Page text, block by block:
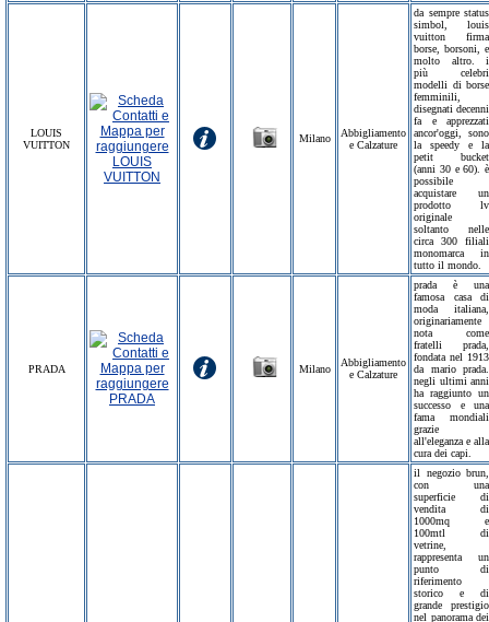
LOUIS
VUITTON
Milano
Abbigliamento
e Calzature
da sempre status
simbol, louis
vuitton firma
borse, borsoni, e
molto altro. i
più celebri
modelli di borse
femminili,
disegnati decenni
fa e apprezzati
ancor'oggi, sono
la speedy e la
petit bucket
(anni 30 e 60). è
possibile
acquistare un
prodotto lv
originale
soltanto nelle
circa 300 filiali
monomarca in
tutto il mondo.
PRADA Milano
Abbigliamento
e Calzature
prada è una
famosa casa di
moda italiana,
originariamente
nota come
fratelli prada,
fondata nel 1913
da mario prada.
negli ultimi anni
ha raggiunto un
successo e una
fama mondiali
grazie
all'eleganza e alla
cura dei capi.
il negozio brun,
con una
superficie di
vendita di
1000mq e
100mtl di
vetrine,
rappresenta un
punto di
riferimento
storico e di
grande prestigio
nel panorama dei